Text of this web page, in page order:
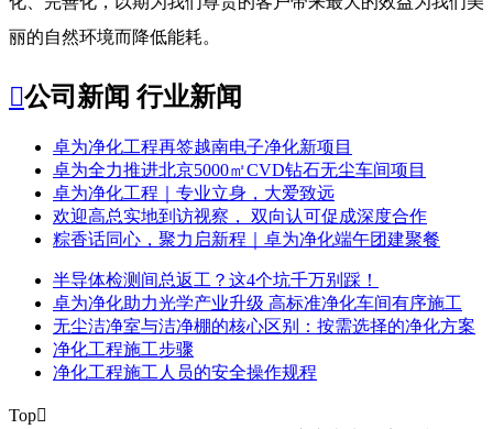
丽的自然环境而降低能耗。
公司新闻 行业新闻
​卓为净化工程再签越南电子净化新项目
卓为全力推进北京5000㎡CVD钻石无尘车间项目
卓为净化工程｜专业立身，大爱致远
欢迎高总实地到访视察， 双向认可促成深度合作
粽香话同心，聚力启新程｜卓为净化端午团建聚餐
半导体检测间总返工？这4个坑千万别踩！
卓为净化助力光学产业升级 高标准净化车间有序施工
无尘洁净室与洁净棚的核心区别：按需选择的净化方案
净化工程施工步骤
净化工程施工人员的安全操作规程
Top